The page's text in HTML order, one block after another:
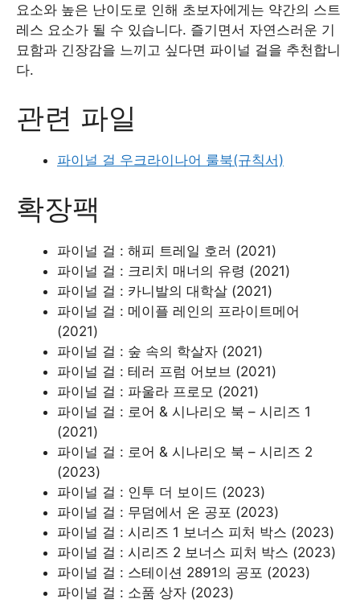
요소와 높은 난이도로 인해 초보자에게는 약간의 스트
레스 요소가 될 수 있습니다. 즐기면서 자연스러운 기
묘함과 긴장감을 느끼고 싶다면 파이널 걸을 추천합니
다.
관련 파일
파이널 걸 우크라이나어 룰북(규칙서)
확장팩
파이널 걸 : 해피 트레일 호러 (2021)
파이널 걸 : 크리치 매너의 유령 (2021)
파이널 걸 : 카니발의 대학살 (2021)
파이널 걸 : 메이플 레인의 프라이트메어
(2021)
파이널 걸 : 숲 속의 학살자 (2021)
파이널 걸 : 테러 프럼 어보브 (2021)
파이널 걸 : 파울라 프로모 (2021)
파이널 걸 : 로어 & 시나리오 북 – 시리즈 1
(2021)
파이널 걸 : 로어 & 시나리오 북 – 시리즈 2
(2023)
파이널 걸 : 인투 더 보이드 (2023)
파이널 걸 : 무덤에서 온 공포 (2023)
파이널 걸 : 시리즈 1 보너스 피처 박스 (2023)
파이널 걸 : 시리즈 2 보너스 피처 박스 (2023)
파이널 걸 : 스테이션 2891의 공포 (2023)
파이널 걸 : 소품 상자 (2023)